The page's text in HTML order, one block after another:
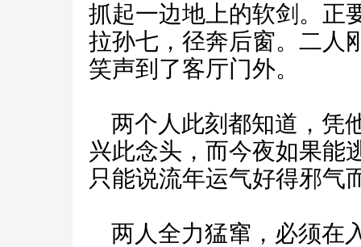
抓起一边地上的软剑。正
拉孙七，径奔后窗。二人
笑声到了客厅门外。
两个人此刻都知道，凭
兴此念头，而今夜如果能
只能说流年运气好得邪气
两人全力猛窜，必须在